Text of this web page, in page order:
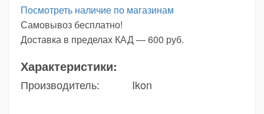
Посмотреть наличие по магазинам
Самовывоз бесплатно!
Доставка в пределах КАД — 600 руб.
Характеристики:
Производитель: Ikon